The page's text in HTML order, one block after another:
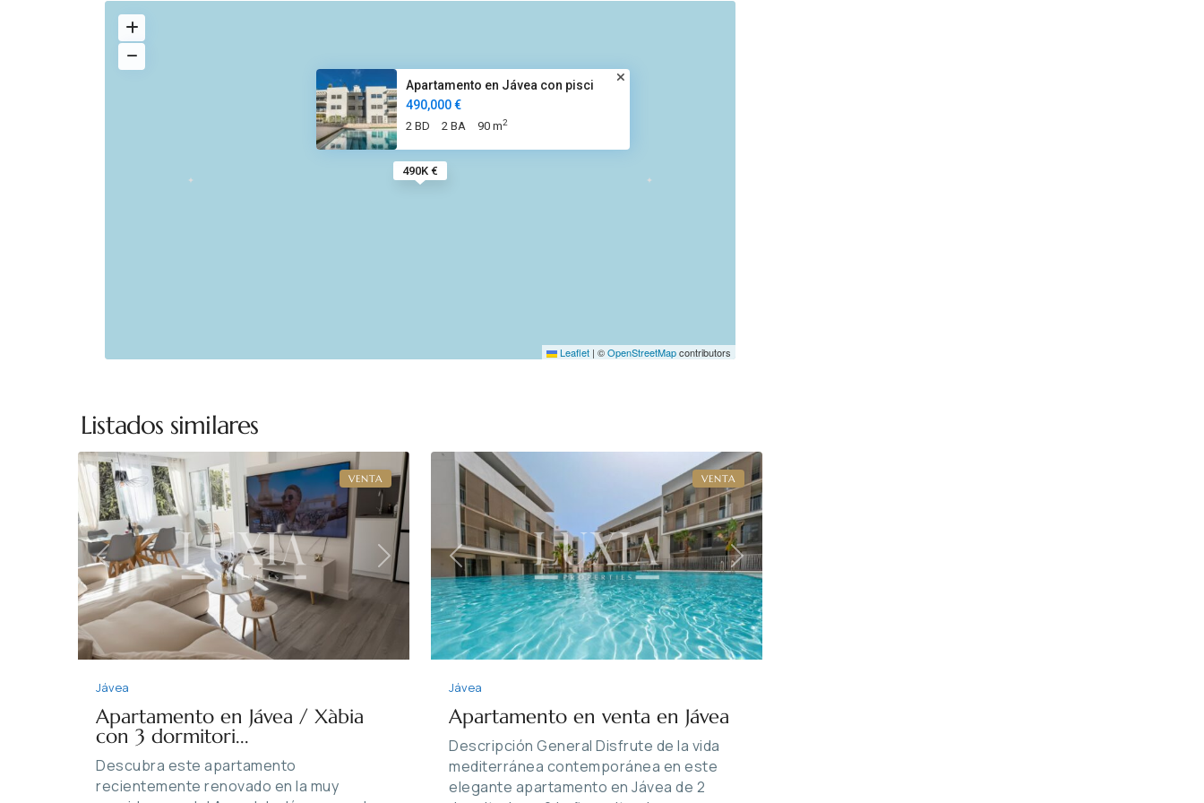
490K €
Apartamento en Jávea con pisci
490,000 €
2 BD 2 BA 90 m2
Leaflet | ©OpenStreetMapcontributors
Listados similares
Jávea
Previous Next
VENTA
Jávea
Apartamento en Jávea / Xàbia
con 3 dormitori...
Descubra este apartamento
recientemente renovado en la muy
Previous Next
VENTA
Jávea
Apartamento en venta en Jávea
Descripción General Disfrute de la vida
mediterránea contemporánea en este
elegante apartamento en Jávea de 2